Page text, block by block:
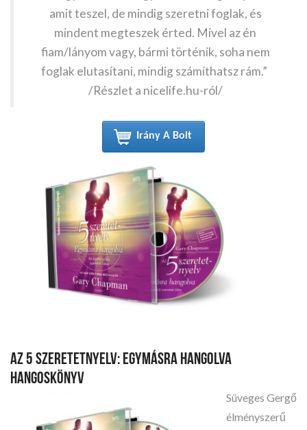
amit teszel, de mindig szeretni foglak, és
mindent megteszek érted. Mivel az én
fiam/lányom vagy, bármi történik, soha nem
foglak elutasítani, mindig számíthatsz rám.”
/Részlet a nicelife.hu-ról/
Irány A Bolt
AZ 5 SZERETETNYELV: EGYMÁSRA HANGOLVA
HANGOSKÖNYV
Süveges Gergő
élményszerű